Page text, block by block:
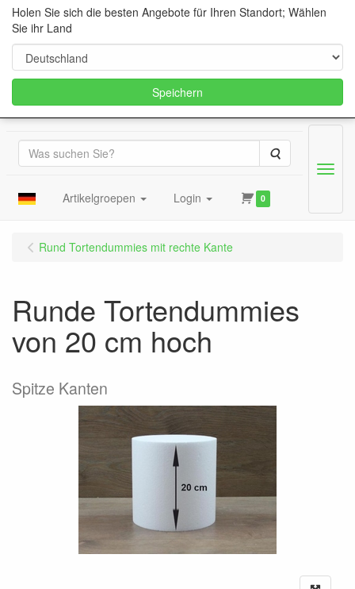
Suche
Artikelgroepen Login 0
Menu
Rund Tortendummies mit rechte Kante
Runde Tortendummies
von 20 cm hoch
Spitze Kanten
Holen Sie sich die besten Angebote für Ihren Standort; Wählen
Sie ihr Land
Speichern